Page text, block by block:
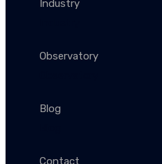
Industry
Observatory
Blog